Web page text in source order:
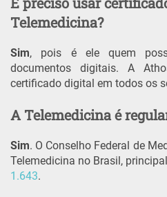
Telemedicina?
Sim, pois é ele quem
documentos digitais. A
certificado digital em todos os
A Telemedicina é
Sim. O Conselho Federal de
Telemedicina no Brasil,
1.643.